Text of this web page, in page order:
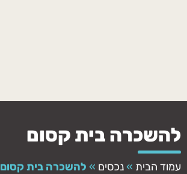
להשכרה בית קסום
עמוד הבית »נכסים » להשכרה בית קסום